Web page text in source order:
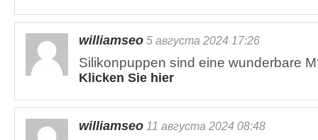
williamseo 5 августа 2024 17:26
Silikonpuppen sind eine wunderbare
Klicken Sie hier
williamseo 11 августа 2024 08:48